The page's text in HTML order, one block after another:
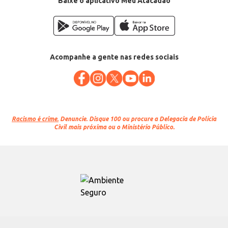
Acompanhe a gente nas redes sociais
Racismo é crime. Denuncie. Disque 100 ou procure a Delegacia de Polícia
Civil mais próxima ou o Ministério Público.